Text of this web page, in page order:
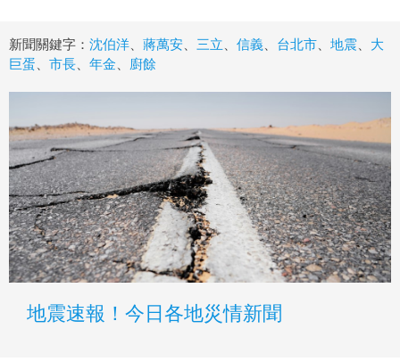
新聞關鍵字： 沈伯洋 蔣萬安 三立 信義 台北市 地震
大
巨蛋
市長 年金 廚餘
地震速報！今日各地災情新聞